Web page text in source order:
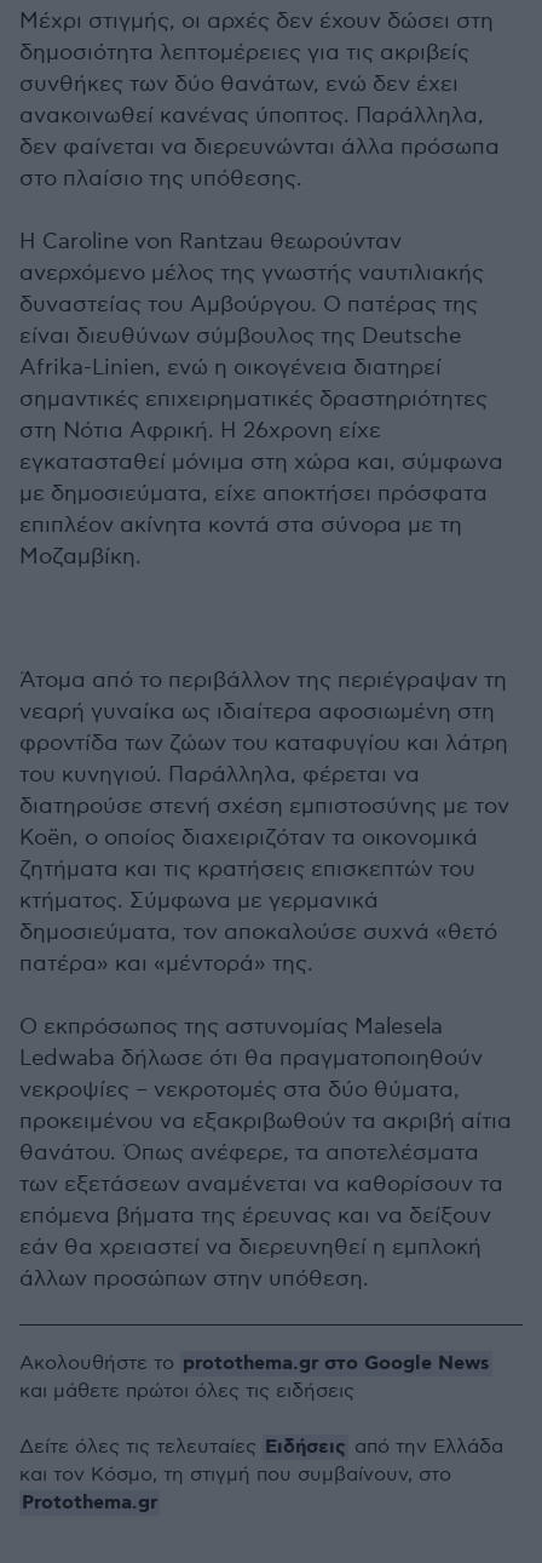
Μέχρι στιγμής, οι αρχές δεν έχουν δώσει στη
δημοσιότητα λεπτομέρειες για τις ακριβείς
συνθήκες των δύο θανάτων, ενώ δεν έχει
ανακοινωθεί κανένας ύποπτος. Παράλληλα,
δεν φαίνεται να διερευνώνται άλλα πρόσωπα
στο πλαίσιο της υπόθεσης.
Η Caroline von Rantzau θεωρούνταν
ανερχόμενο μέλος της γνωστής ναυτιλιακής
δυναστείας του Αμβούργου. Ο πατέρας της
είναι διευθύνων σύμβουλος της Deutsche
Afrika-Linien, ενώ η οικογένεια διατηρεί
σημαντικές επιχειρηματικές δραστηριότητες
στη Νότια Αφρική. Η 26χρονη είχε
εγκατασταθεί μόνιμα στη χώρα και, σύμφωνα
με δημοσιεύματα, είχε αποκτήσει πρόσφατα
επιπλέον ακίνητα κοντά στα σύνορα με τη
Μοζαμβίκη.
Άτομα από το περιβάλλον της περιέγραψαν τη
νεαρή γυναίκα ως ιδιαίτερα αφοσιωμένη στη
φροντίδα των ζώων του καταφυγίου και λάτρη
του κυνηγιού. Παράλληλα, φέρεται να
διατηρούσε στενή σχέση εμπιστοσύνης με τον
Koën, ο οποίος διαχειριζόταν τα οικονομικά
ζητήματα και τις κρατήσεις επισκεπτών του
κτήματος. Σύμφωνα με γερμανικά
δημοσιεύματα, τον αποκαλούσε συχνά «θετό
πατέρα» και «μέντορά» της.
Ο εκπρόσωπος της αστυνομίας Malesela
Ledwaba δήλωσε ότι θα πραγματοποιηθούν
νεκροψίες – νεκροτομές στα δύο θύματα,
προκειμένου να εξακριβωθούν τα ακριβή αίτια
θανάτου. Όπως ανέφερε, τα αποτελέσματα
των εξετάσεων αναμένεται να καθορίσουν τα
επόμενα βήματα της έρευνας και να δείξουν
εάν θα χρειαστεί να διερευνηθεί η εμπλοκή
άλλων προσώπων στην υπόθεση.
Ακολουθήστε το protothema.gr στο Google News
και μάθετε πρώτοι όλες τις ειδήσεις
Δείτε όλες τις τελευταίες Ειδήσεις από την Ελλάδα
και τον Κόσμο, τη στιγμή που συμβαίνουν, στο
Protothema.gr